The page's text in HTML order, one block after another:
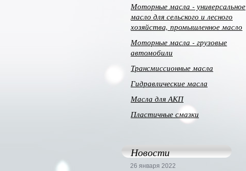
Моторные масла - универсальное
масло для сельского и лесного
хозяйства, промышленное масло
Моторные масла - грузовые
автомобили
Трансмиссионные масла
Гидравлические масла
Масла для АКП
Пластичные смазки
Новости
26 января 2022